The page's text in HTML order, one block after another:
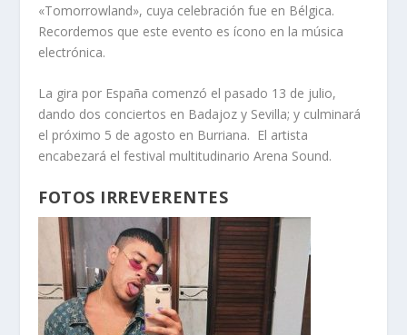
«Tomorrowland», cuya celebración fue en Bélgica.
Recordemos que este evento es ícono en la música
electrónica.
La gira por España comenzó el pasado 13 de julio,
dando dos conciertos en Badajoz y Sevilla; y culminará
el próximo 5 de agosto en Burriana. El artista
encabezará el festival multitudinario Arena Sound.
FOTOS IRREVERENTES